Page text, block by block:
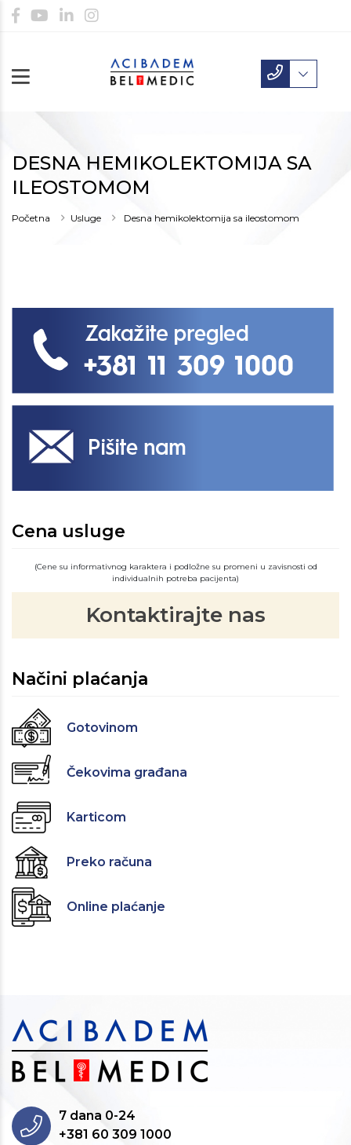
DESNA HEMIKOLEKTOMIJA SA
ILEOSTOMOM
Početna Usluge Desna hemikolektomija sa ileostomom
Cena usluge
(Cene su informativnog karaktera i podložne su promeni u zavisnosti od
individualnih potreba pacijenta)
Kontaktirajte nas
Načini plaćanja
Gotovinom
Čekovima građana
Karticom
Preko računa
Online plaćanje
7 dana 0-24
+381 60 309 1000